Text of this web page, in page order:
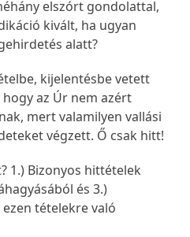
elszórt gondolattal,
kivált, ha ugyan
alatt?
kijelentésbe vetett
az Úr nem azért
mert valamilyen vallási
végzett. Ő csak hitt!
1.) Bizonyos hittételek
és 3.)
tételekre való